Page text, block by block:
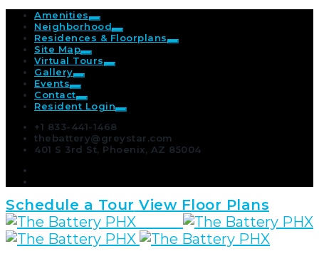
Amenities
Neighborhood
Residences & Floorplans
Site Map
Virtual Tours
Gallery
Events
Contact
Resident Login
+1 833-441-1468
thebattery@greystar.com
401 S 3rd St, Phoenix, AZ 85004
Schedule a Tour View Floor Plans